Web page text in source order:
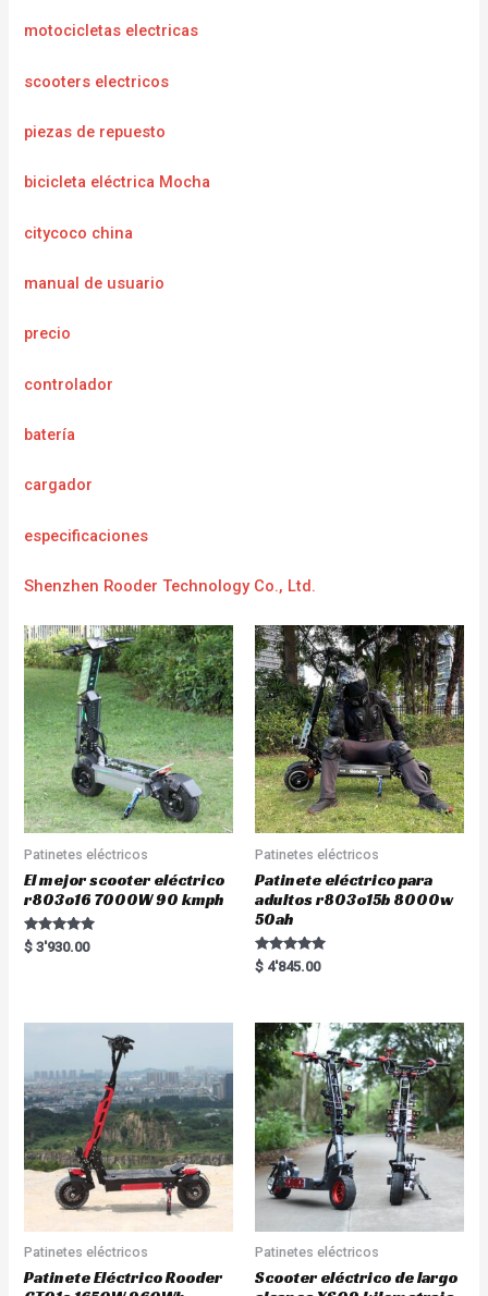
motocicletas electricas
scooters electricos
piezas de repuesto
bicicleta eléctrica Mocha
citycoco china
manual de usuario
precio
controlador
batería
cargador
especificaciones
Shenzhen Rooder Technology Co., Ltd.
Patinetes eléctricos
El mejor scooter eléctrico
r803o16 7000W 90 kmph
Rated
5.00
$ 3'930.00
Patinetes eléctricos
Patinete eléctrico para
adultos r803o15b 8000w
50ah
Rated
5.00
$ 4'845.00
Patinetes eléctricos
Patinete Eléctrico Rooder
Patinetes eléctricos
Scooter eléctrico de largo